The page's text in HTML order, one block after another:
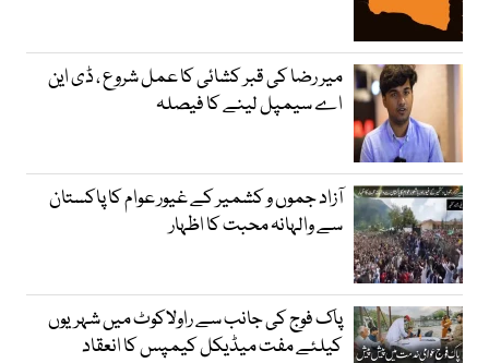
میر رضا کی قبر کشائی کا عمل شروع ، ڈی این
اے سیمپل لینے کا فیصلہ
آزاد جموں و کشمیر کے غیور عوام کا پاکستان
سے والہانہ محبت کا اظہار
پاک فوج کی جانب سے راولاکوٹ میں شہریوں
کیلئے مفت میڈیکل کیمپس کا انعقاد